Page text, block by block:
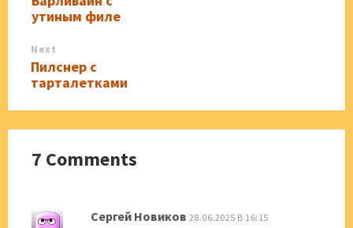
утиным филе
Next
Пилснер с
тарталетками
7 Comments
Сергей Новиков 28.06.2025 В 16:15